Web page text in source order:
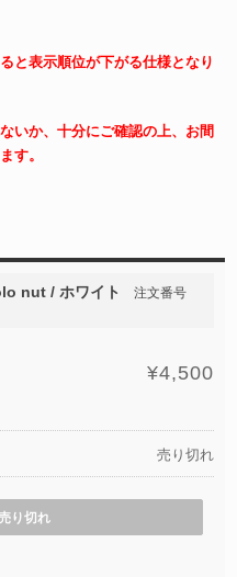
と表示順位が下がる仕様となり
いか、十分にご確認の上、お間
す。
nut / ホワイト
注文番号
¥4,500
売り切れ
り切れ